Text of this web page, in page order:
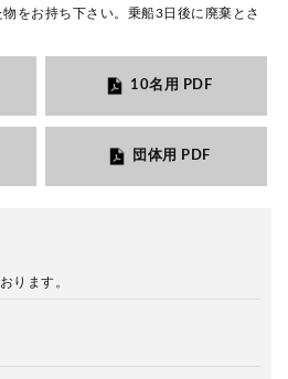
をお持ち下さい。乗船3日後に廃棄とさ
10名用 PDF
団体用 PDF
ります。